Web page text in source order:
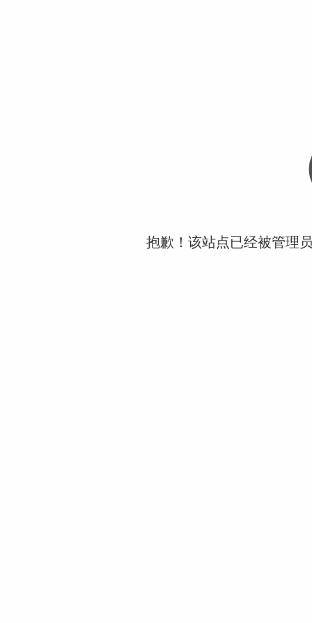
抱歉！该站点已经被管理